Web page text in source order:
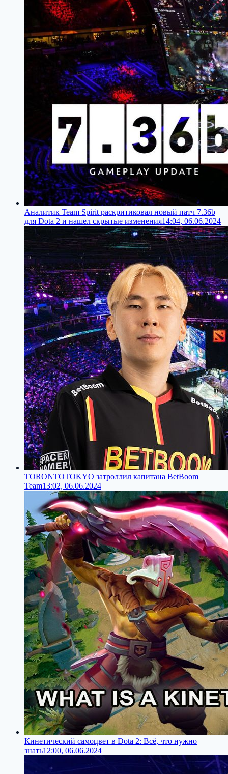
Аналитик Team Spirit раскритиковал новый патч 7.36b
для Dota 2 и нашел скрытые изменения14:04, 06.06.2024
TORONTOTOKYO затроллил капитана BetBoom
Team13:02, 06.06.2024
Кинетический самоцвет в Dota 2: Всё, что нужно
знать12:00, 06.06.2024